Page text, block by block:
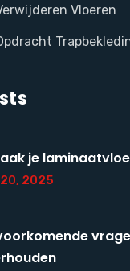
Vloeren
je
2025